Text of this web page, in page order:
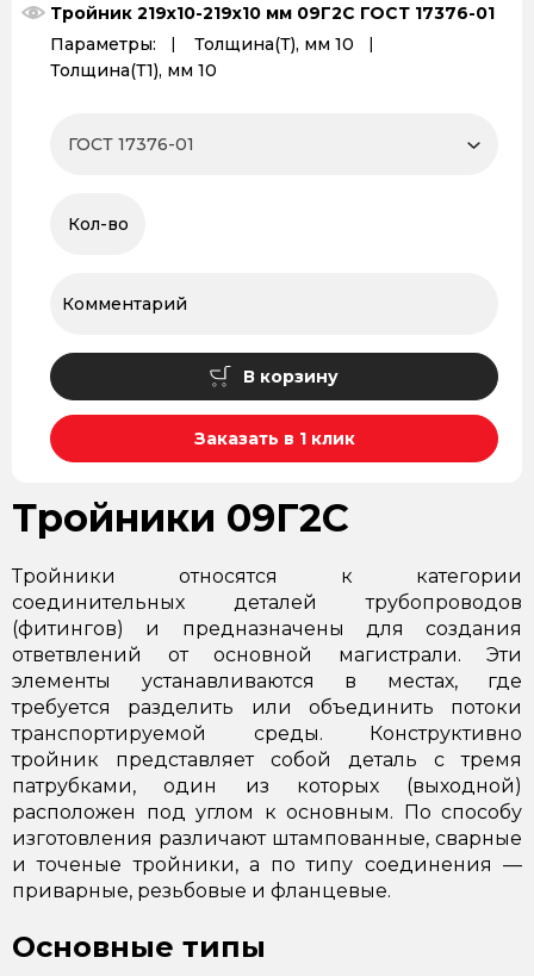
Тройник 219x10-219x10 мм 09Г2С ГОСТ 17376-01
Параметры:
Толщина(Т), мм 10
Толщина(Т1), мм 10
В корзину
Заказать в 1 клик
Тройники 09Г2С
Тройники относятся к категории
соединительных деталей трубопроводов
(фитингов) и предназначены для создания
ответвлений от основной магистрали. Эти
элементы устанавливаются в местах, где
требуется разделить или объединить потоки
транспортируемой среды. Конструктивно
тройник представляет собой деталь с тремя
патрубками, один из которых (выходной)
расположен под углом к основным. По способу
изготовления различают штампованные, сварные
и точеные тройники, а по типу соединения —
приварные, резьбовые и фланцевые.
Основные типы